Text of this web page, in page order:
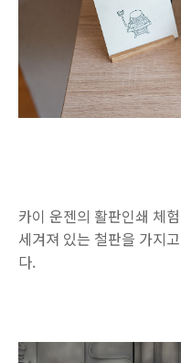
카이 운젠의 활판인쇄 체
세겨져 있는 철판을 가지
다.